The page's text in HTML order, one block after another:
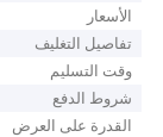
الأسعار
تفاصيل التغليف
وقت التسليم
شروط الدفع
القدرة على العرض